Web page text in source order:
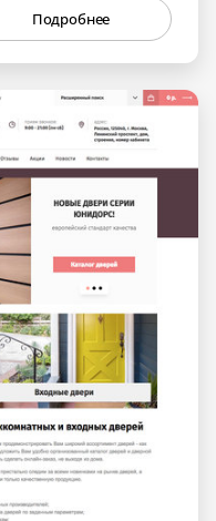
Подробнее